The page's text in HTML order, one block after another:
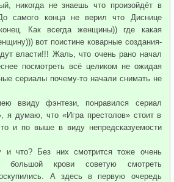
никогда не знаешь что произойдёт в
самого конца не верил что Диснице
Как всегда женщины)) где какая
вот поистине коварные создания-
власти!!! Жаль, что очень рано начал
посмотреть всё целиком не ожидая
сериалы почему-то начали снимать не
ввиду фэнтези, понравился сериал
я думаю, что «Игра престолов» стоит в
и по выше в виду непредсказуемости
и что? Без них смотрится тоже очень
большой крови советую смотреть
А здесь в первую очередь